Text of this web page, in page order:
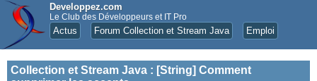
Developpez.com
Le Club des Développeurs et IT Pro
Actus Forum Collection et Stream Java Emploi
Collection et Stream Java : [String] Comment